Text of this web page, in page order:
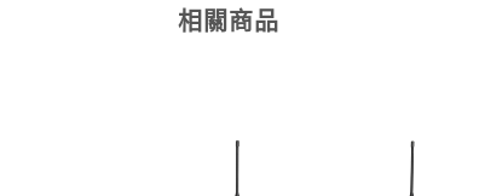
相關商品